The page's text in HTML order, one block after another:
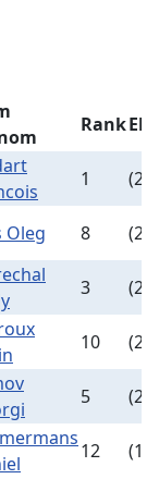
RankElo
1
Oleg 8
3
10
5
12